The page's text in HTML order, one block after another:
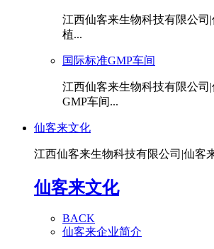
江西仙客来生物科技有限公司
植...
国际标准GMP车间
江西仙客来生物科技有限公司
GMP车间...
仙客来文化
江西仙客来生物科技有限公司|仙客
仙客来文化
BACK
仙客来企业简介